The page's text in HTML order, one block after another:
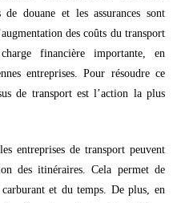
douane et les assurances sont
des coûts du transport
financière importante, en
entreprises. Pour résoudre ce
de transport est l’action la plus
entreprises de transport peuvent
des itinéraires. Cela permet de
et du temps. De plus, en